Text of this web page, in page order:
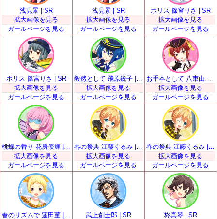
浅見景 | SR
拡大画像を見る
ガールページを見る
浅見景 | SR
拡大画像を見る
ガールページを見る
ポリス 篠宮りさ | SR
拡大画像を見る
ガールページを見る
ポリス 篠宮りさ | SR
拡大画像を見る
ガールページを見る
毅然として 飛原鋭子 | SR
拡大画像を見る
ガールページを見る
拡大画像を見る
ガールページを見る
拡大画像を見る
ガールページを見る
春の祭典 江藤くるみ | SR
拡大画像を見る
ガールページを見る
春の祭典 江藤くるみ | SR
拡大画像を見る
ガールページを見る
武上創士郎 | SR
柊真琴 | SR